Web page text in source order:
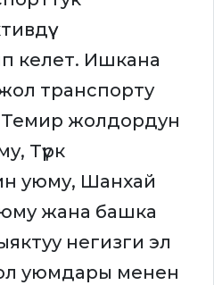
келет. Ишкана
транспорту
жолдордун
Түрк
уюму, Шанхай
жана башка
негизги эл
уюмдары менен